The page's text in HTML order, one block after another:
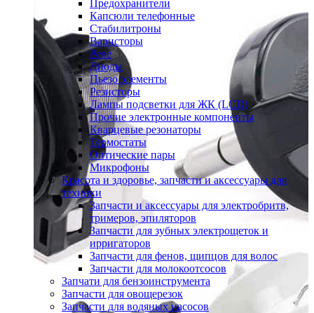
Предохранители
Капсюли телефонные
Стабилитроны
Варисторы
Реле
Диоды
Пьезо элементы
Резисторы
Лампы подсветки для ЖК (LCD)
Прочие электронные компоненты
Кварцевые резонаторы
Термостаты
Оптические пары
Микрофоны
Красота и здоровье, запчасти и аксессуары для
техники
Запчасти и аксессуары для электробритв,
тримеров, эпиляторов
Запчасти для зубных электрощеток и
ирригаторов
Запчасти для фенов, щипцов для волос
Запчасти для молокоотсосов
Запчати для бензоинструмента
Запчасти для овощерезок
Запчасти для водяных насосов